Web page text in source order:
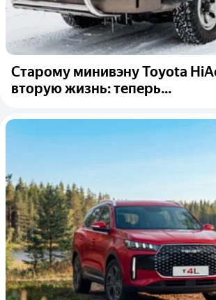
Старому минивэну Toyota
вторую жизнь: теперь...